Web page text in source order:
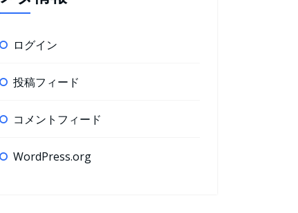
ログイン
投稿フィード
コメントフィード
WordPress.org